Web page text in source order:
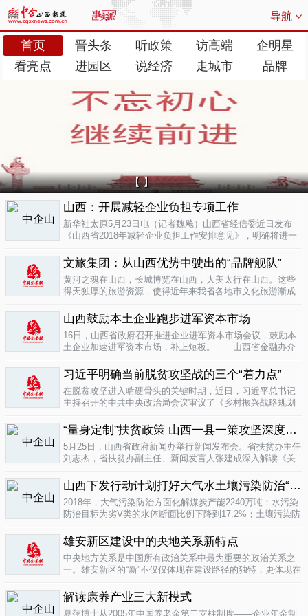
导航
首页 晋头条 听政策 访高端
企明星
看亮点
进园区 说经济 走城市 品牌
【 】
山西：开展减轻企业负担专项工作
新华社太原5月23日电（记者魏飚）山西省经信委近日发布
《山西省2018年减轻企业负担工作安排意见》，明确将进一
大对涉企乱收...
文旅集团：从山西优势中驶出的“品牌舰队”
黄河之魂在山西，长城博览在山西，大美太行在山西。这些
得天独厚的旅游资源，使得近年来我省各地市文化旅游渐成
业培育成...
山西鼓励本土企业跑步进军资本市场
16日，山西省政府召开推进企业进军资本市场会议，鼓励本
土企业加速进军资本市场，补上短板。 山西省金融办介
习近平明确当前脱贫攻坚战的三个“着力点”
在脱贫攻坚进入啃硬骨头的关键时期，近日，习近平总书记
主持召开的中共中央政治局会议审议了《乡村振兴战略规划
见》。...
“量身定制”扶贫政策 山西一县一策攻坚深度贫困
5月25日，山西省政府新闻办举行新闻发布会。省扶贫办主任
刘志杰，省扶贫办副主任、新闻发言人张建成深入解读《关
问。据了解...
04-12
山西下发行动计划打好大气水土壤污染防治“三战役”
2018年，大气污染防治方面化解煤炭产能2240万吨；水污染
防治目标为劣V类的水体断面比例下降到17.2%；土壤污染防
记者从山...
雄安新区建设中的央地关系新特点
中央地方关系是中国所有政治关系中最为重要的政治关系之
一。雄安新区的“新”不仅仅体现在建设路径的独特，更体现在
解读康养产业三大新模式
夏萍博士从2005年中国养老金第二支柱制度——企业年金制